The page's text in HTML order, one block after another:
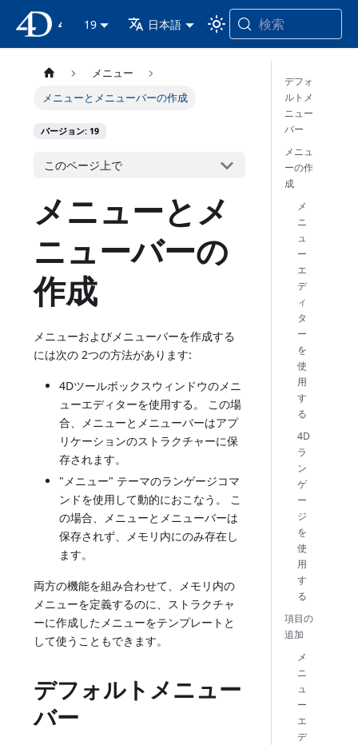
19 日本語 検索
メニュー
メニューとメニューバーの作成
バージョン: 19
このページ上で
メニューとメ
ニューバーの
作成
メニューおよびメニューバーを作成する
には次の 2つの方法があります:
4Dツールボックスウィンドウのメニ
ューエディターを使用する。 この場
合、メニューとメニューバーはアプ
リケーションのストラクチャーに保
存されます。
"メニュー" テーマのランゲージコマ
ンドを使用して動的におこなう。 こ
の場合、メニューとメニューバーは
保存されず、メモリ内にのみ存在し
ます。
両方の機能を組み合わせて、メモリ内の
メニューを定義するのに、ストラクチャ
ーに作成したメニューをテンプレートと
して使うこともできます。
デフォルトメニュー
バー
デフォ
ルトメ
ニュー
バー
メニュ
ーの作
成
メ
ニ
ュ
ー
エ
デ
ィ
タ
ー
を
使
用
す
る
4D
ラ
ン
ゲ
ー
ジ
を
使
用
す
る
項目の
追加
メ
ニ
ュ
ー
エ
デ